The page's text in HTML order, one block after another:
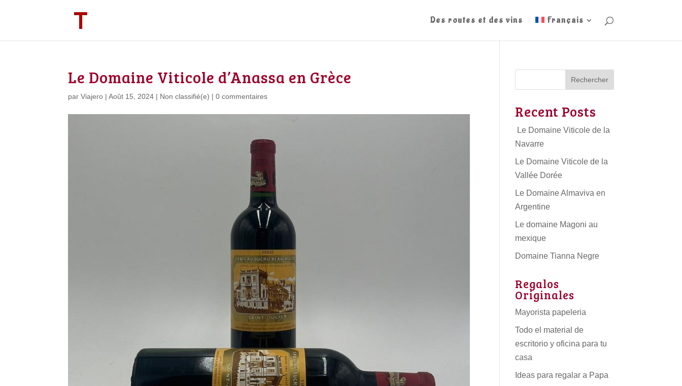
Des routes et des vins Français
Le Domaine Viticole d’Anassa en Grèce
parViajero |Août 15, 2024 | Non classifié(e) |0 commentaires
Rechercher
Recent Posts
Le Domaine Viticole de la
Navarre
Le Domaine Viticole de la
Vallée Dorée
Le Domaine Almaviva en
Argentine
Le domaine Magoni au
mexique
Domaine Tianna Negre
Regalos
Originales
Mayorista papeleria
Todo el material de
escritorio y oficina para tu
casa
Ideas para regalar a Papa